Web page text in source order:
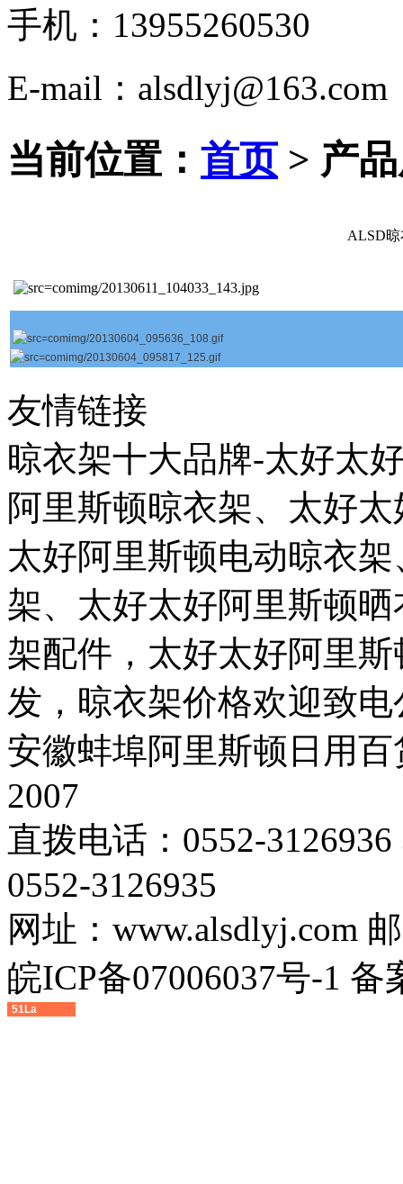
手机：13955260530
E-mail： alsdlyj@163.com
当前位置： 首页> 产品
ALSD晾
友情链接
晾衣架十大品牌-太好太
阿里斯顿晾衣架、太好
太好阿里斯顿电动晾衣
架、太好太好阿里斯顿
架配件，太好太好阿里
发，晾衣架价格欢迎致
安徽蚌埠阿里斯顿日用
2007
直拨电话：0552-
0552-3126935
网址：www.alsdlyj.com
皖ICP备07006037号-1 备
51La